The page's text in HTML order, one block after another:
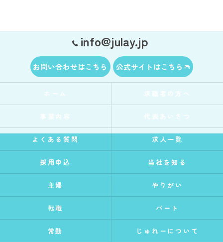
info@julay.jp
お問い合わせはこちら 公式サイトはこちら
ホーム 求職者の方へ
事業内容 代表あいさつ
よくある質問 求人一覧
採用申込 当社を知る
主婦 やりがい
転職 パート
常勤 じゅれーについて